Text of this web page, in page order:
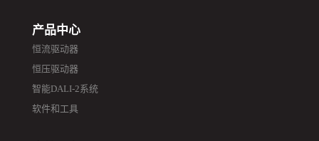
产品中心
恒流驱动器
恒压驱动器
智能DALI-2系统
软件和工具